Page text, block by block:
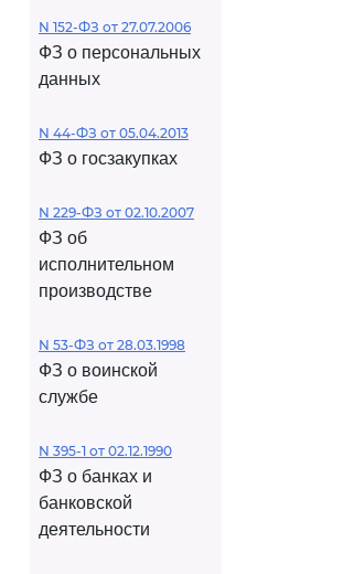
N 152-ФЗ от 27.07.2006
ФЗ о персональных
данных
N 44-ФЗ от 05.04.2013
ФЗ о госзакупках
N 229-ФЗ от 02.10.2007
ФЗ об
исполнительном
производстве
N 53-ФЗ от 28.03.1998
ФЗ о воинской
службе
N 395-1 от 02.12.1990
ФЗ о банках и
банковской
деятельности